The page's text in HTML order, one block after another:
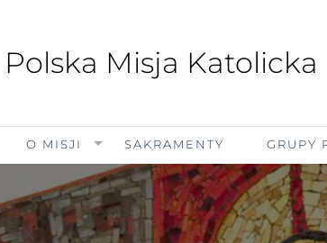
Polska Misja
O MISJI SAKRAMENTY GRUPY